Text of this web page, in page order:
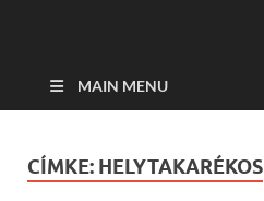
MAIN MENU
CÍMKE: HELYTAKARÉKOS